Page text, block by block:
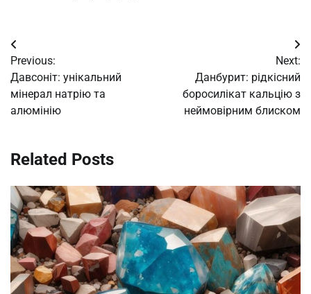
Post
navigation
Previous:
Давсоніт: унікальний
мінерал натрію та
алюмінію
Next:
Данбурит: рідкісний
боросилікат кальцію з
неймовірним блиском
Related Posts